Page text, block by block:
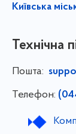
Київська
Технічна
Пошта:
Телефон: